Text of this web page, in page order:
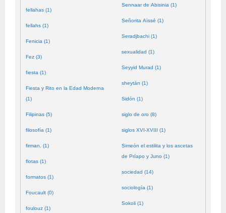
fellahas (1)
fellahs (1)
Fenicia (1)
Fez (3)
fiesta (1)
Fiesta y Rito en la Edad Moderna
(1)
Filipinas (5)
filosofía (1)
firman. (1)
flotas (1)
formatos (1)
Foucault (0)
foulouz (1)
Sennaar de Abisinia (1)
Señorita Aïssé (1)
Seradjbachi (1)
sexualidad (1)
Seyyid Murad (1)
sheytán (1)
Sidón (1)
siglo de oro (8)
siglos XVI-XVIII (1)
Simeón el estilita y los ascetas
de Príapo y Juno (1)
sociedad (14)
sociología (1)
Sokoli (1)